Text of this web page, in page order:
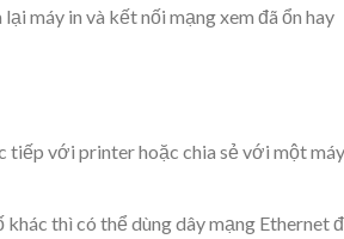
máy in và kết nối mạng xem đã ổn hay
tiếp với printer hoặc chia sẻ với một máy
thì có thể dùng dây mạng Ethernet